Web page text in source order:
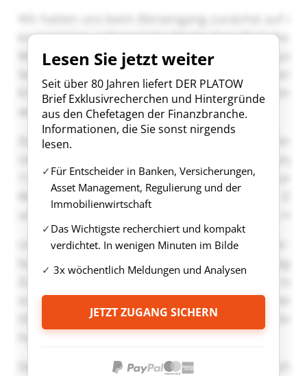
Lesen Sie jetzt weiter
Seit über 80 Jahren liefert DER PLATOW
Brief Exklusivrecherchen und Hintergründe
aus den Chefetagen der Finanzbranche.
Informationen, die Sie sonst nirgends
lesen.
Für Entscheider in Banken, Versicherungen,
Asset Management, Regulierung und der
Immobilienwirtschaft
Das Wichtigste recherchiert und kompakt
verdichtet. In wenigen Minuten im Bilde
3x wöchentlich Meldungen und Analysen
JETZT ZUGANG SICHERN